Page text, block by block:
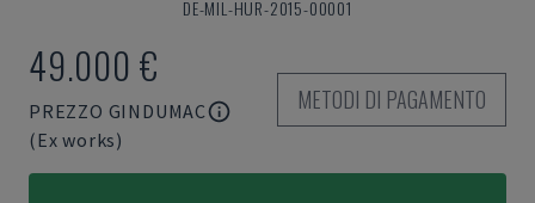
DE-MIL-HUR-2015-00001
49.000 €
PREZZO GINDUMAC
(Ex works)
METODI DI PAGAMENTO